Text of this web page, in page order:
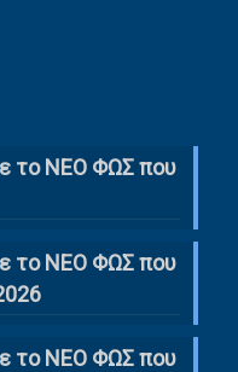
το NΕΟ ΦΩΣ που
το ΝΕΟ ΦΩΣ που
το ΝΕΟ ΦΩΣ που